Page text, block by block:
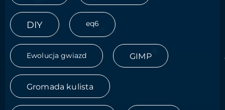
DIY eq6
Ewolucja gwiazd GIMP
Gromada kulista